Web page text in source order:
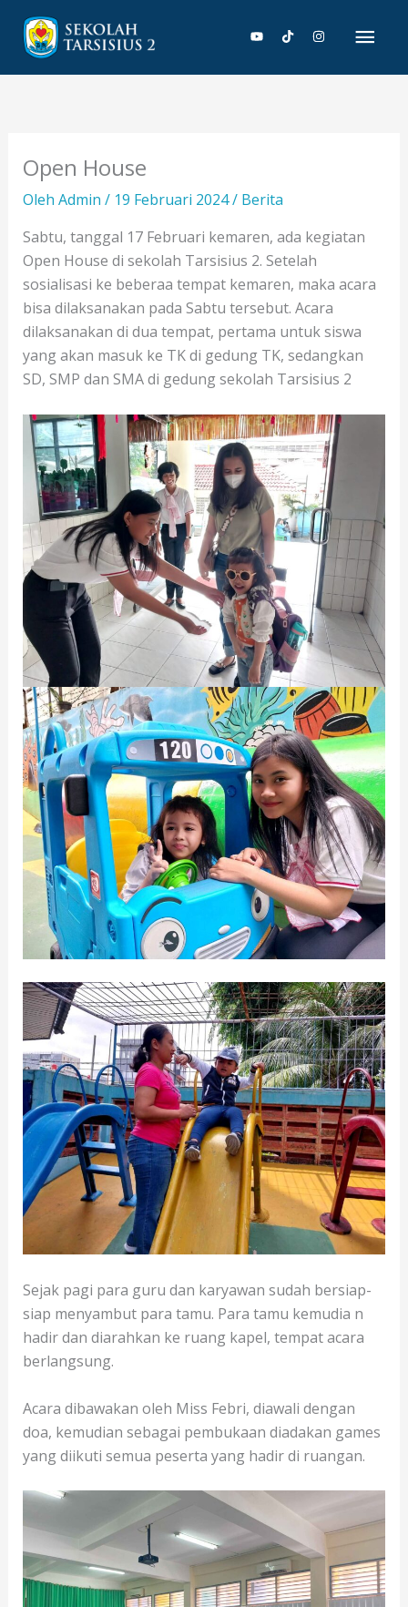
konten
Open House
Oleh Admin / 19 Februari 2024/ Berita
Sabtu, tanggal 17 Februari kemaren, ada kegiatan
Open House di sekolah Tarsisius 2. Setelah
sosialisasi ke beberaa tempat kemaren, maka acara
bisa dilaksanakan pada Sabtu tersebut. Acara
dilaksanakan di dua tempat, pertama untuk siswa
yang akan masuk ke TK di gedung TK, sedangkan
SD, SMP dan SMA di gedung sekolah Tarsisius 2
Sejak pagi para guru dan karyawan sudah bersiap-
siap menyambut para tamu. Para tamu kemudia n
hadir dan diarahkan ke ruang kapel, tempat acara
berlangsung.
Acara dibawakan oleh Miss Febri, diawali dengan
doa, kemudian sebagai pembukaan diadakan games
yang diikuti semua peserta yang hadir di ruangan.